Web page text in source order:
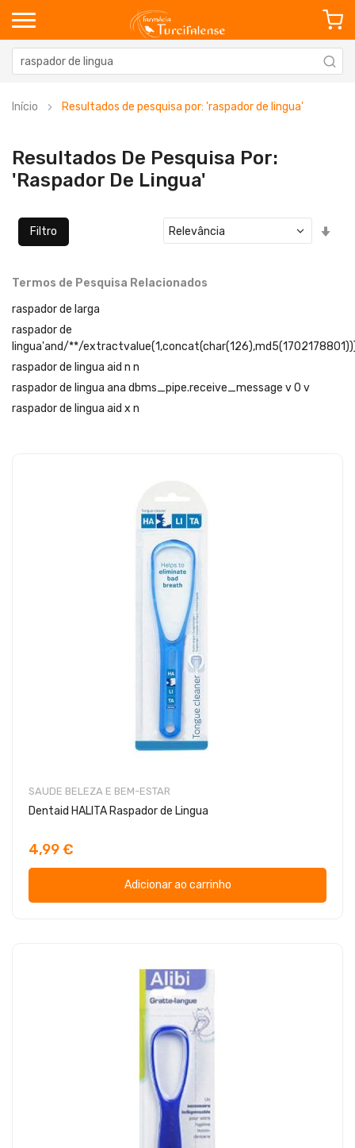
Início Resultados de pesquisa por: 'raspador de lingua'
Resultados De Pesquisa Por:
'raspador De Lingua'
Filtro
Termos de Pesquisa Relacionados
raspador de larga
raspador de
lingua'and/**/
raspador de lingua aid n n
raspador de lingua ana dbms_pipe.receive_message v 0 v
raspador de lingua aid x n
SAUDE BELEZA E BEM-ESTAR
Dentaid HALITA Raspador de Lingua
4,99 €
Adicionar ao carrinho